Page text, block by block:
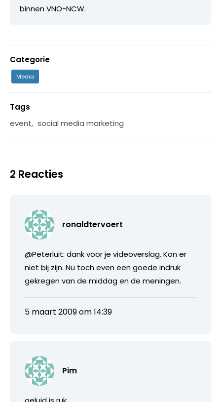
binnen VNO-NCW.
Categorie
Media
Tags
event, social media marketing
2 Reacties
ronaldtervoert
@Peterluit: dank voor je videoverslag. Kon er
niet bij zijn. Nu toch even een goede indruk
gekregen van de middag en de meningen.
5 maart 2009 om 14:39
Pim